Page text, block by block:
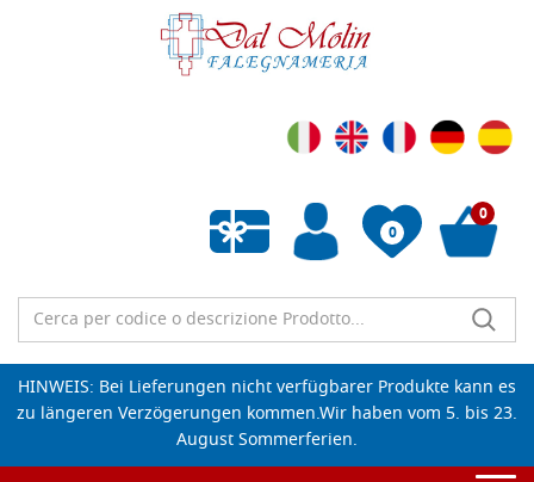
0
Wunschliste leeren
0
HINWEIS: Bei Lieferungen nicht verfügbarer Produkte kann es
zu längeren Verzögerungen kommen.Wir haben vom 5. bis 23.
August Sommerferien.